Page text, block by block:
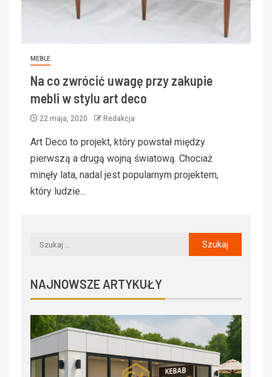
MEBLE
Na co zwrócić uwagę przy zakupie
mebli w stylu art deco
22 maja, 2020 Redakcja
Art Deco to projekt, który powstał między
pierwszą a drugą wojną światową. Chociaż
minęły lata, nadal jest popularnym projektem,
który ludzie...
NAJNOWSZE ARTYKUŁY